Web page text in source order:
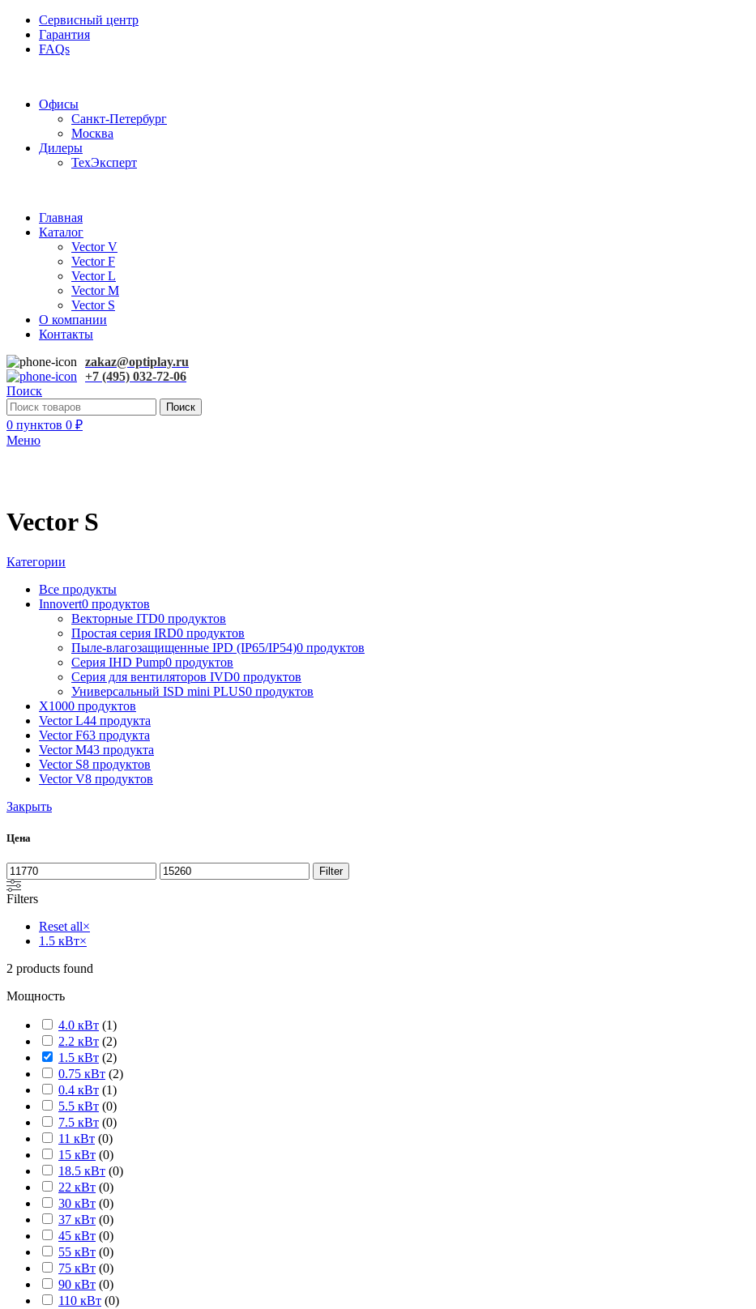
Сервисный центр
Гарантия
FAQs
Офисы
Санкт-Петербург
Москва
Дилеры
ТехЭксперт
Главная
Каталог
Vector V
Vector F
Vector L
Vector M
Vector S
О компании
Контакты
zakaz@optiplay.ru
+7 (495) 032-72-06
Поиск
Поиск
0 пунктов 0 ₽
Меню
Vector S
Категории
Все продукты
Innovert0 продуктов
Векторные ITD0 продуктов
Простая серия IRD0 продуктов
Пыле-влагозащищенные IPD (IP65/IP54)0 продуктов
Серия IHD Pump0 продуктов
Серия для вентиляторов IVD0 продуктов
Универсальный ISD mini PLUS0 продуктов
X1000 продуктов
Vector L44 продукта
Vector F63 продукта
Vector M43 продукта
Vector S8 продуктов
Vector V8 продуктов
Закрыть
Цена
Filter
Filters
Reset all×
1.5 кВт×
2 products found
Мощность
4.0 кВт (1)
2.2 кВт (2)
1.5 кВт (2)
0.75 кВт (2)
0.4 кВт (1)
5.5 кВт (0)
7.5 кВт (0)
11 кВт (0)
15 кВт (0)
18.5 кВт (0)
22 кВт (0)
30 кВт (0)
37 кВт (0)
45 кВт (0)
55 кВт (0)
75 кВт (0)
90 кВт (0)
110 кВт (0)